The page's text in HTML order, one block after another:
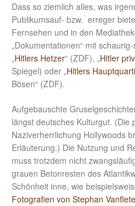
Dass so ziemlich alles, was
Publikumsauf- bzw. erreger
Fernsehen und in den
„Dokumentationen“ mit
„Hitlers Hetzer“ (ZDF), „Hitler
Spiegel) oder „Hitlers
Bösen“ (ZDF).
Aufgebauschte
längst deutsches Kulturgut. (Die
Naziverherrlichung Hollywoods
Erläuterung.) Die Nutzung und
muss trotzdem nicht
grauen Betonresten des
Schönheit inne, wie
Fotografien von Stephan